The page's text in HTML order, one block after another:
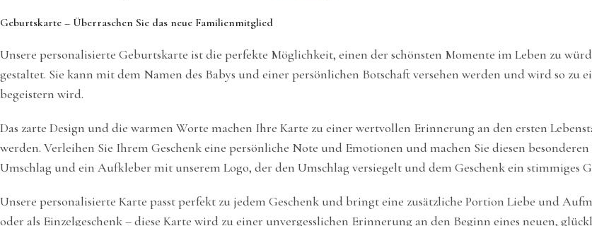
Geburtskarte – Überraschen Sie das neue Familienmitglied
Unsere personalisierte Geburtskarte ist die perfekte Möglichkeit, einen der schönsten Momente im Leben zu
gestaltet. Sie kann mit dem Namen des Babys und einer persönlichen Botschaft versehen werden und wird so
begeistern wird.
Das zarte Design und die warmen Worte machen Ihre Karte zu einer wertvollen Erinnerung an den ersten
werden. Verleihen Sie Ihrem Geschenk eine persönliche Note und Emotionen und machen Sie diesen
Umschlag und ein Aufkleber mit unserem Logo, der den Umschlag versiegelt und dem Geschenk ein stimmiges
Unsere personalisierte Karte passt perfekt zu jedem Geschenk und bringt eine zusätzliche Portion Liebe und
oder als Einzelgeschenk – diese Karte wird zu einer unvergesslichen Erinnerung an den Beginn eines neuen,